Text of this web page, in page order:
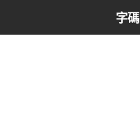
字碼